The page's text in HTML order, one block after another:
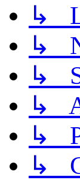
↳
↳
↳
↳
↳
↳